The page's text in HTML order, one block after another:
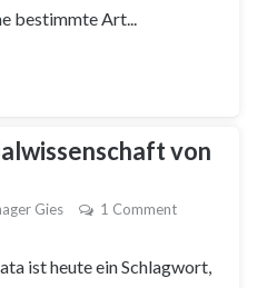
bestimmte Art...
von
Gies 1 Comment
ist heute ein Schlagwort,